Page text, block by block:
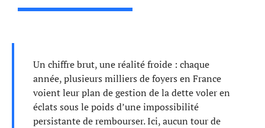
Un chiffre brut, une réalité froide : chaque
année, plusieurs milliers de foyers en France
voient leur plan de gestion de la dette voler en
éclats sous le poids d’une impossibilité
persistante de rembourser. Ici, aucun tour de